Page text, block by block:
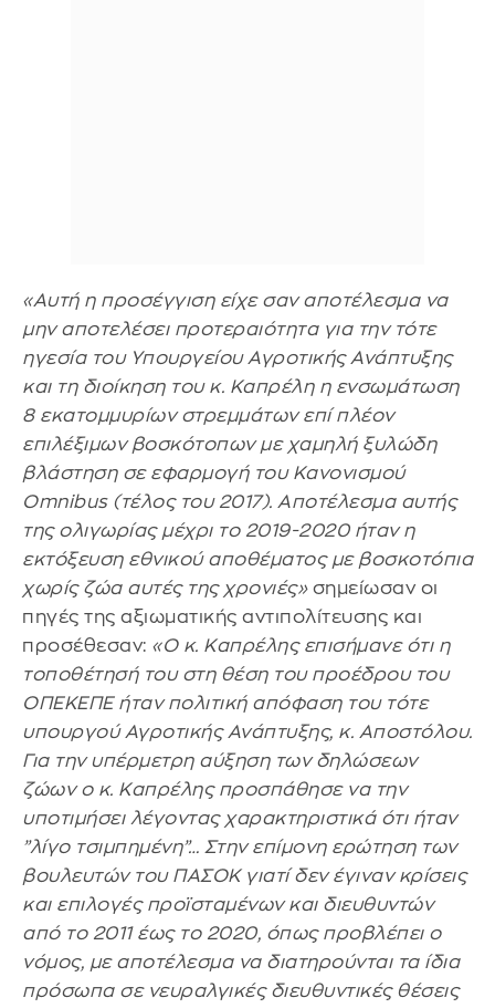
«Αυτή η προσέγγιση είχε σαν αποτέλεσμα να
μην αποτελέσει προτεραιότητα για την τότε
ηγεσία του Υπουργείου Αγροτικής Ανάπτυξης
και τη διοίκηση του κ. Καπρέλη η ενσωμάτωση
8 εκατομμυρίων στρεμμάτων επί πλέον
επιλέξιμων βοσκότοπων με χαμηλή ξυλώδη
βλάστηση σε εφαρμογή του Κανονισμού
Omnibus (τέλος του 2017). Αποτέλεσμα αυτής
της ολιγωρίας μέχρι το 2019-2020 ήταν η
εκτόξευση εθνικού αποθέματος με βοσκοτόπια
χωρίς ζώα αυτές της χρονιές»σημείωσαν οι
πηγές της αξιωματικής αντιπολίτευσης και
προσέθεσαν: «Ο κ. Καπρέλης επισήμανε ότι η
τοποθέτησή του στη θέση του προέδρου του
ΟΠΕΚΕΠΕ ήταν πολιτική απόφαση του τότε
υπουργού Αγροτικής Ανάπτυξης, κ. Αποστόλου.
Για την υπέρμετρη αύξηση των δηλώσεων
ζώων ο κ. Καπρέλης προσπάθησε να την
υποτιμήσει λέγοντας χαρακτηριστικά ότι ήταν
”λίγο τσιμπημένη”… Στην επίμονη ερώτηση των
βουλευτών του ΠΑΣΟΚ γιατί δεν έγιναν κρίσεις
και επιλογές προϊσταμένων και διευθυντών
από το 2011 έως το 2020, όπως προβλέπει ο
νόμος, με αποτέλεσμα να διατηρούνται τα ίδια
πρόσωπα σε νευραλγικές διευθυντικές θέσεις